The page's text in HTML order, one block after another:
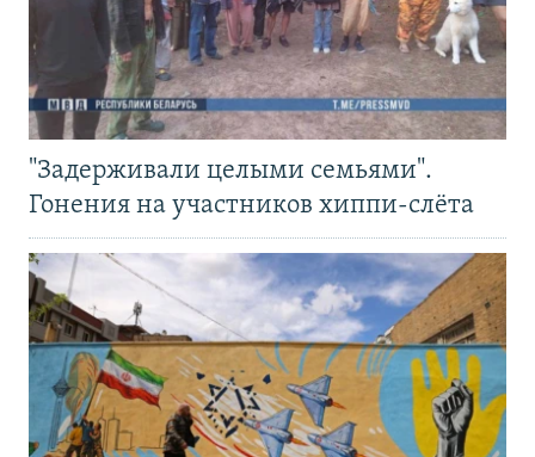
"Задерживали целыми семьями".
Гонения на участников хиппи-слёта